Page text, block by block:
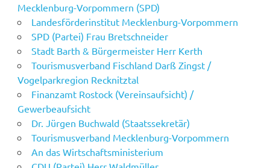
Mecklenburg-Vorpommern (SPD)
Landesförderinstitut Mecklenburg-Vorpommern
SPD (Partei) Frau Bretschneider
Stadt Barth & Bürgermeister Herr Kerth
Tourismusverband Fischland Darß Zingst /
Vogelparkregion Recknitztal
Finanzamt Rostock (Vereinsaufsicht) /
Gewerbeaufsicht
Dr. Jürgen Buchwald (Staatssekretär)
Tourismusverband Mecklenburg-Vorpommern
An das Wirtschaftsministerium